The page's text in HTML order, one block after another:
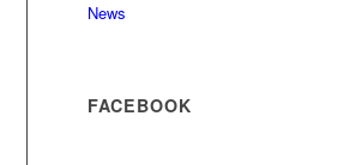
News
FACEBOOK